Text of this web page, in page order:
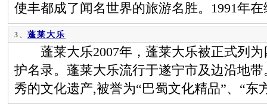
使丰都成了闻名世界的旅游名胜。1991年
3、 蓬莱大乐
蓬莱大乐2007年，蓬莱大乐被正式列为
护名录。蓬莱大乐流行于遂宁市及边沿地
秀的文化遗产,被誉为“巴蜀文化精品”、“